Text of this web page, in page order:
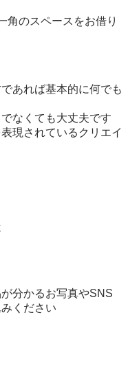
角のスペースをお借り
あれば基本的に何でも
なくても大丈夫です
現されているクリエイ
分かるお写真やSNS
ください